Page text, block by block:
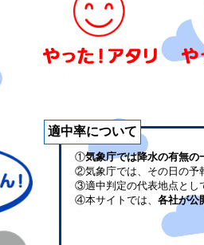
適中率について
①気象庁では降水の有無の
②気象庁では、その日の予
③適中判定の代表地点とし
④本サイトでは、 各社が公